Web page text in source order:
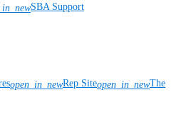
SBA Support
open_in_newRep Siteopen_in_newThe